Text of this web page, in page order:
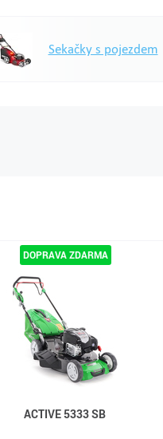
Sekačky s pojezdem
ACTIVE 5333 SB